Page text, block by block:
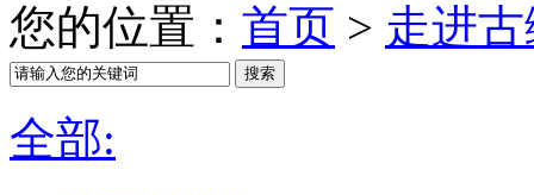
您的位置： 首页 > 走进
全部: